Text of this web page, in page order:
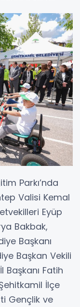
Parkı’nda
Valisi Kemal
Eyüp
Bakbak,
Başkanı
Başkan Vekili
Başkanı Fatih
İlçe
Gençlik ve